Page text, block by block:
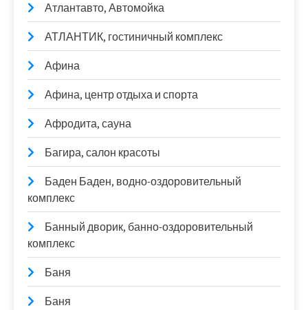
Атлантавто, Автомойка
АТЛАНТИК, гостиничный комплекс
Афина
Афина, центр отдыха и спорта
Афродита, сауна
Багира, салон красоты
Баден Баден, водно-оздоровительный
комплекс
Банный дворик, банно-оздоровительный
комплекс
Баня
Баня